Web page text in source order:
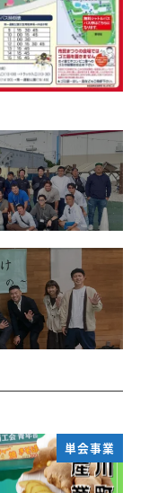
単会事業